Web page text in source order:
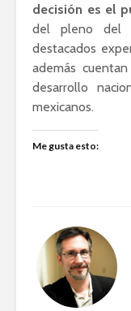
decisión es el
del pleno del
destacados
además
desarrollo
mexicanos.
Me gusta esto: